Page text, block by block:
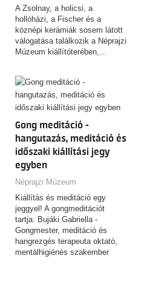
A Zsolnay, a holicsi, a
hollóházi, a Fischer és a
köznépi kerámiák sosem látott
válogatása találkozik a Néprajzi
Múzeum kiállítóterében,…
Gong meditáció -
hangutazás, meditáció és
időszaki kiállítási jegy
egyben
Néprajzi Múzeum
Kiállítás és meditáció egy
jeggyel! A gongmeditációt
tartja: Bujáki Gabriella -
Gongmester, meditáció és
hangrezgés terapeuta oktató,
mentálhigiénés szakember